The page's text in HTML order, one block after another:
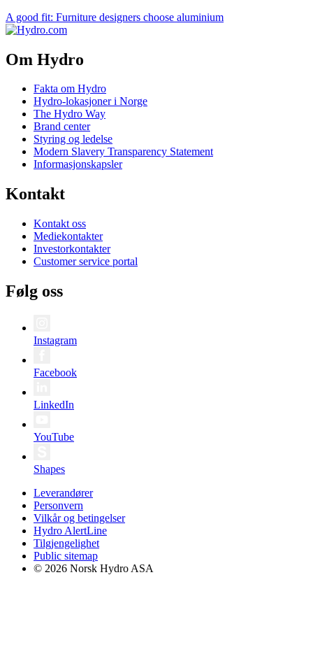
A good fit: Furniture designers choose aluminium
Om Hydro
Fakta om Hydro
Hydro-lokasjoner i Norge
The Hydro Way
Brand center
Styring og ledelse
Modern Slavery Transparency Statement
Informasjonskapsler
Kontakt
Kontakt oss
Mediekontakter
Investorkontakter
Customer service portal
Følg oss
Instagram
Facebook
LinkedIn
YouTube
Shapes
Leverandører
Personvern
Vilkår og betingelser
Hydro AlertLine
Tilgjengelighet
Public sitemap
© 2026 Norsk Hydro ASA